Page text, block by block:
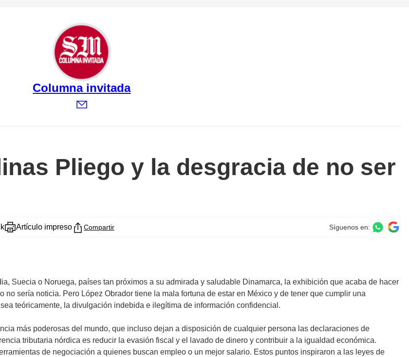
Columna invitada
Pliego y la desgracia de no ser
Artículo impreso Compartir Síguenos en:
Suecia o Noruega, países tan próximos a su admirada y saludable Dinamarca, la exhibición que acaba de hacer
sería noticia. Pero López Obrador tiene la mala fortuna de estar en México y de tener que cumplir una
teóricamente, la divulgación indebida e ilegítima de información confidencial.
más poderosas del mundo, que incluso dejan a disposición de cualquier persona las declaraciones de
tributaria nórdica es reducir la evasión fiscal y el lavado de dinero y contribuir a la igualdad económica.
de negociación a quienes buscan empleo o un mejor salario. Estos puntos inspiraron a las leyes de